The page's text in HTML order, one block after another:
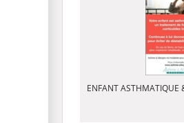
ENFANT ASTHMATIQUE